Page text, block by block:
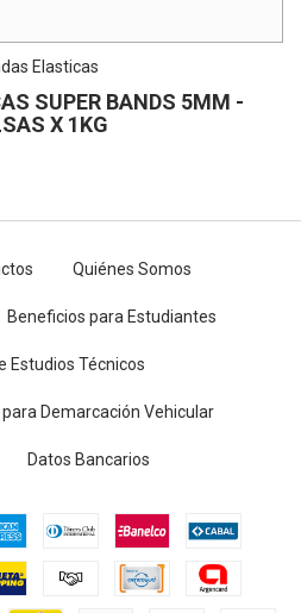
Elasticas
SUPER BANDS 5MM -
X 1KG
Quiénes Somos
Beneficios para Estudiantes
Estudios Técnicos
Demarcación Vehicular
Datos Bancarios